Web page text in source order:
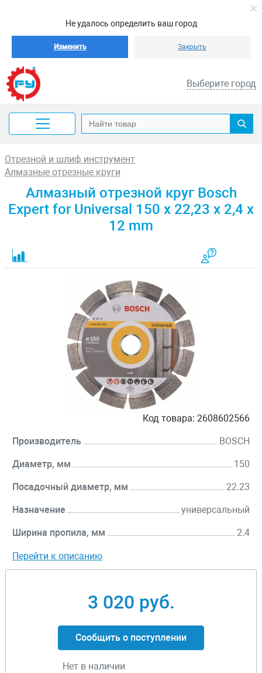
Не удалось определить ваш город
Изменить Закрыть
Выберите город
Отрезной и шлиф инструмент
Алмазные отрезные круги
Алмазный отрезной круг Bosch
Expert for Universal 150 x 22,23 x 2,4 x
12 mm
Код товара: 2608602566
Производитель BOSCH
Диаметр, мм 150
Посадочный диаметр, мм 22.23
Назначение универсальный
Ширина пропила, мм 2.4
Перейти к описанию
3 020 руб.
Сообщить о поступлении
Нет в наличии